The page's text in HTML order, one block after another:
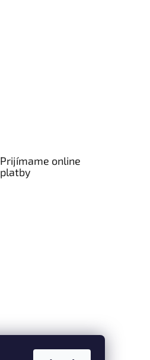
Prijímame online
platby